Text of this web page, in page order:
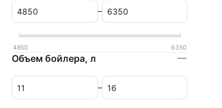
–
4850 6350
Объем бойлера, л
–